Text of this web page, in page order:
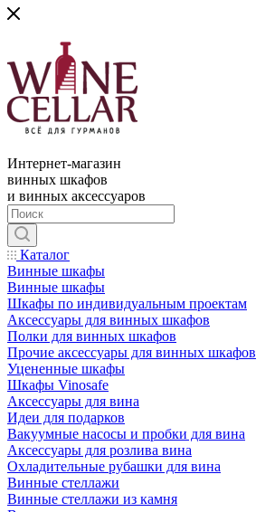
Интернет-магазин
винных шкафов
и винных аксессуаров
Каталог
Винные шкафы
Винные шкафы
Шкафы по индивидуальным проектам
Аксессуары для винных шкафов
Полки для винных шкафов
Прочие аксессуары для винных шкафов
Уцененные шкафы
Шкафы Vinosafe
Аксессуары для вина
Идеи для подарков
Вакуумные насосы и пробки для вина
Аксессуары для розлива вина
Охладительные рубашки для вина
Винные стеллажи
Винные стеллажи из камня